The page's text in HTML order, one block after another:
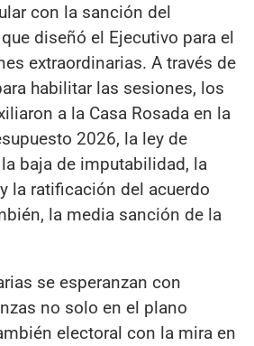
con la sanción del
diseñó el Ejecutivo para el
extraordinarias. A través de
habilitar las sesiones, los
a la Casa Rosada en la
2026, la ley de
baja de imputabilidad, la
la ratificación del acuerdo
la media sanción de la
se esperanzan con
no solo en el plano
electoral con la mira en